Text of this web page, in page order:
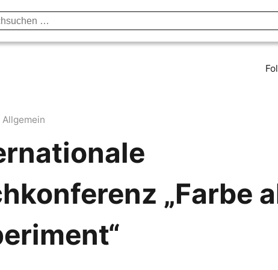
Axel
Allgemein
„Farbe